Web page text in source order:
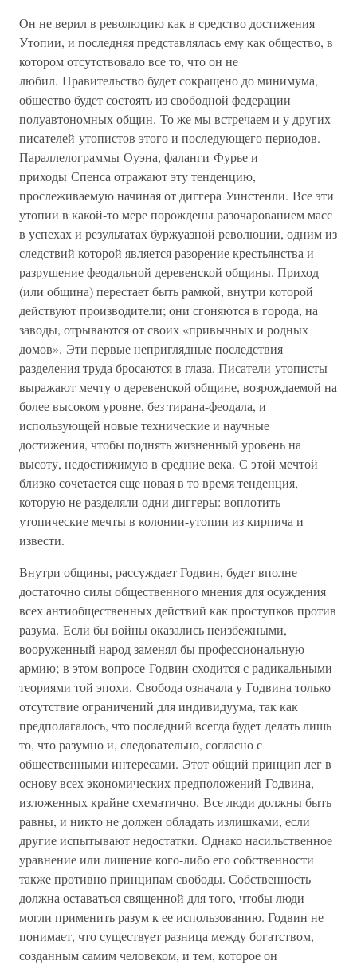
Он не верил в революцию как в средство достижения
Утопии, и последняя представлялась ему как общество, в
котором отсутствовало все то, что он не
любил. Правительство будет сокращено до минимума,
общество будет состоять из свободной федерации
полуавтономных общин. То же мы встречаем и у других
писателей-утопистов этого и последующего периодов.
Параллелограммы Оуэна, фаланги Фурье и
приходы Спенса отражают эту тенденцию,
прослеживаемую начиная от диггера Уинстенли. Все эти
утопии в какой-то мере порождены разочарованием масс
в успехах и результатах буржуазной революции, одним из
следствий которой является разорение крестьянства и
разрушение феодальной деревенской общины. Приход
(или община) перестает быть рамкой, внутри которой
действуют производители; они сгоняются в города, на
заводы, отрываются от своих «привычных и родных
домов». Эти первые неприглядные последствия
разделения труда бросаются в глаза. Писатели-утописты
выражают мечту о деревенской общине, возрождаемой на
более высоком уровне, без тирана-феодала, и
использующей новые технические и научные
достижения, чтобы поднять жизненный уровень на
высоту, недостижимую в средние века. С этой мечтой
близко сочетается еще новая в то время тенденция,
которую не разделяли одни диггеры: воплотить
утопические мечты в колонии-утопии из кирпича и
извести.
Внутри общины, рассуждает Годвин, будет вполне
достаточно силы общественного мнения для осуждения
всех антиобщественных действий как проступков против
разума. Если бы войны оказались неизбежными,
вооруженный народ заменял бы профессиональную
армию; в этом вопросе Годвин сходится с радикальными
теориями той эпохи. Свобода означала у Годвина только
отсутствие ограничений для индивидуума, так как
предполагалось, что последний всегда будет делать лишь
то, что разумно и, следовательно, согласно с
общественными интересами. Этот общий принцип лег в
основу всех экономических предположений Годвина,
изложенных крайне схематично. Все люди должны быть
равны, и никто не должен обладать излишками, если
другие испытывают недостатки. Однако насильственное
уравнение или лишение кого-либо его собственности
также противно принципам свободы. Собственность
должна оставаться священной для того, чтобы люди
могли применить разум к ее использованию. Годвин не
понимает, что существует разница между богатством,
созданным самим человеком, и тем, которое он